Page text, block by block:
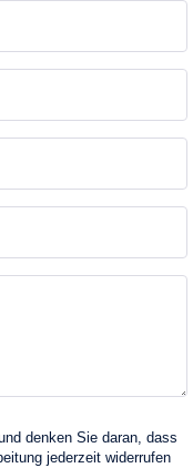
denken Sie daran, dass
jederzeit widerrufen